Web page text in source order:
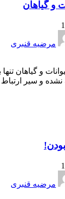
و گیاهان
مرضیه قنبری
و گیاهان
نشده و سیر
مرضیه قنبری